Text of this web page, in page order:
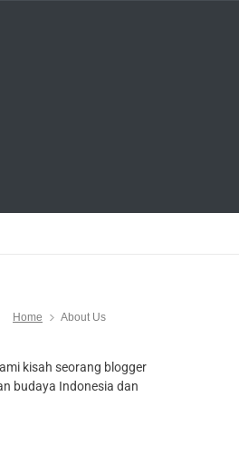
Home About Us
kisah seorang blogger
budaya Indonesia dan